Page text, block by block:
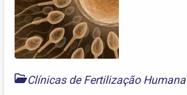
Clínicas de Fertilização